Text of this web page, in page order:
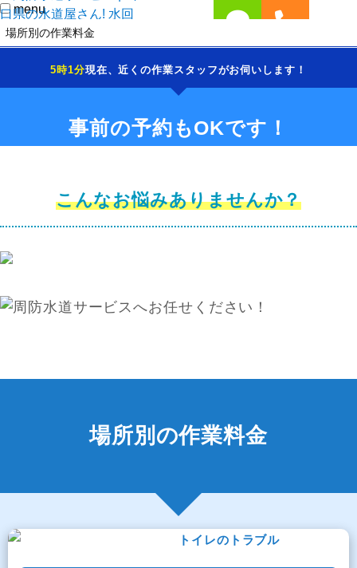
menu
場所別の作業料金
施工修理までの流れ
サービスエリア
お問い合わせ
周防水道サービス営業所一覧
5時1分現在、近くの作業スタッフがお伺いします！
事前の予約もOKです！
こんなお悩みありませんか？
場所別の作業料金
トイレのトラブル